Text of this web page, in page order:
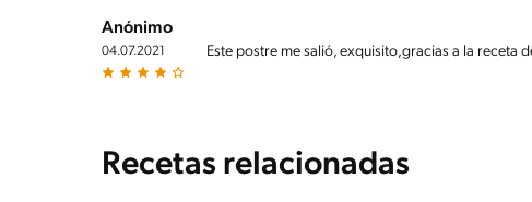
Anónimo
04.07.2021 Este postre me salió, exquisito,gracias a la receta
Recetas relacionadas